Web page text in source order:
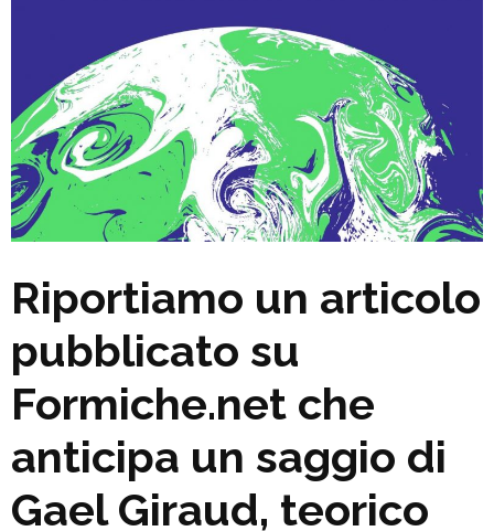
Riportiamo un articolo
pubblicato su
Formiche.net che
anticipa un saggio di
Gael Giraud, teorico